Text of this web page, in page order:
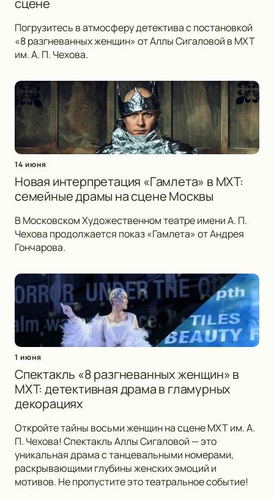
сцене
Погрузитесь в атмосферу детектива с постановкой
«8 разгневанных женщин» от Аллы Сигаловой в МХТ
им. А. П. Чехова.
14 июня
Новая интерпретация «Гамлета» в МХТ:
семейные драмы на сцене Москвы
В Московском Художественном театре имени А. П.
Чехова продолжается показ «Гамлета» от Андрея
Гончарова.
1 июня
Спектакль «8 разгневанных женщин» в
МХТ: детективная драма в гламурных
декорациях
Откройте тайны восьми женщин на сцене МХТ им. А.
П. Чехова! Спектакль Аллы Сигаловой — это
уникальная драма с танцевальными номерами,
раскрывающими глубины женских эмоций и
мотивов. Не пропустите это театральное событие!